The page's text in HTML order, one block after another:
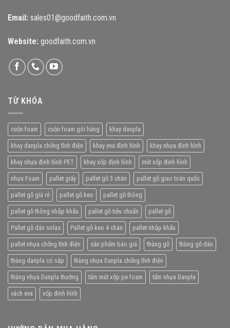
Email: sales01@goodfaith.com.vn
Website: goodfaith.com.vn
TỪ KHÓA
cuộn foam cuộn foam gói hàng khay danpla
khay danpla chống tĩnh điện khay eva định hình khay nhựa định hình
khay nhựa định hình PET khay xốp định hình mút xốp định hình
nhựa Foam pallet giấy pallet gỗ 3 chân pallet gỗ giao toàn quốc
pallet gỗ giá rẻ pallet gỗ keo pallet gỗ thông
pallet gỗ thông nhập khẩu pallet gỗ tiêu chuẩn pallet gỗ
Pallet gỗ dán solas Pallet gỗ keo 4 chân pallet nhập khẩu
pallet nhựa chống tĩnh điện sản phẩm báo giá thùng gỗ thùng gỗ dán
thùng danpla có nắp thùng nhựa Danpla chống tĩnh điện
thùng nhựa Danpla thường tấm mút xốp pe foam tấm nhựa Danpla
vách eva xốp định hình